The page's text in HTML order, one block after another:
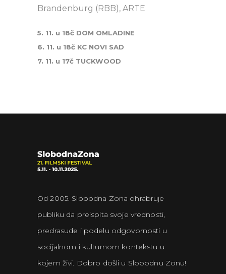
Brandenburg (RBB), ARTE
5. 11. u 18č DOM OMLADINE
6. 11. u 18č KC NOVI SAD
7. 11. u 17č TUCKWOOD
Od 2005. Slobodna Zona ohrabruje
publiku da preispita svoje vrednosti,
predrasude i podelu odgovornosti u
socijalnom i kulturnom kontekstu u
kojem živi. Dobro došli u Slobodnu Zonu!